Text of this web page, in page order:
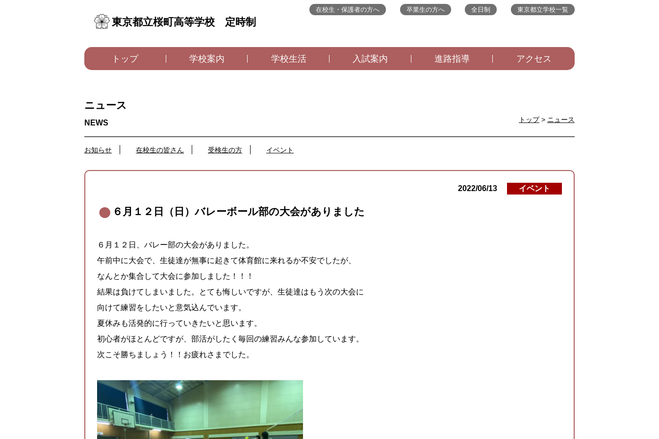
東京都立桜町高等学校 定時制
トップ 学校案内 学校生活 入試案内 進路指導 アクセス
在校生・保護者の方へ 卒業生の方へ 東京都立学校一覧
全日制
トップ> ニュース
ニュース
お知らせ 在校生の皆さん 受検生の方 イベント
2022/06/13 イベント
６月１２日（日）バレーボール部の大会がありました
６月１２日、バレー部の大会がありました。
午前中に大会で、生徒達が無事に起きて体育館に来れるか不安でしたが、
なんとか集合して大会に参加しました！！！
結果は負けてしまいました。とても悔しいですが、生徒達はもう次の大会に
向けて練習をしたいと意気込んでいます。
夏休みも活発的に行っていきたいと思います。
初心者がほとんどですが、部活がしたく毎回の練習みんな参加しています。
次こそ勝ちましょう！！お疲れさまでした。